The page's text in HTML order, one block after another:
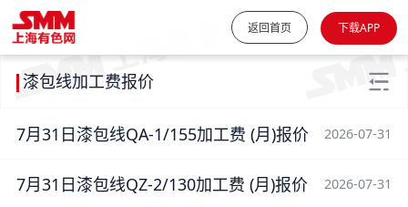
返回首页 下载APP
漆包线加工费报价
7月31日漆包线QA-1/155加工费 (月)报价 2026-07-31
7月31日漆包线QZ-2/130加工费 (月)报价 2026-07-31